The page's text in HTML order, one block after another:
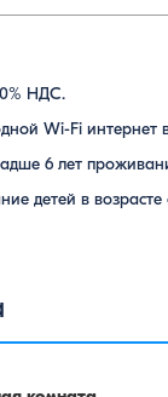
НДС.
Wi-Fi
6 лет
детей в возрасте